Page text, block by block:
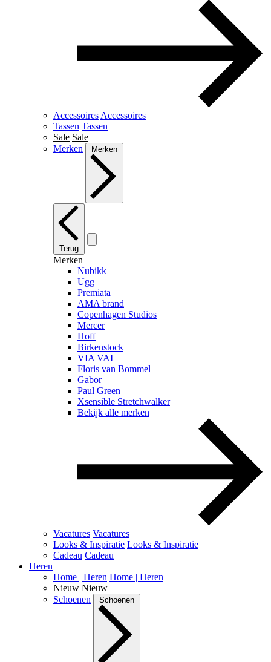
Accessoires Accessoires
Tassen Tassen
Sale Sale
Merken
Merken
Terug
Merken
Nubikk
Ugg
Premiata
AMA brand
Copenhagen Studios
Mercer
Hoff
Birkenstock
VIA VAI
Floris van Bommel
Gabor
Paul Green
Xsensible Stretchwalker
Bekijk alle merken
Vacatures Vacatures
Looks & Inspiratie Looks & Inspiratie
Cadeau Cadeau
Heren
Home | Heren Home | Heren
Nieuw Nieuw
Schoenen
Schoenen